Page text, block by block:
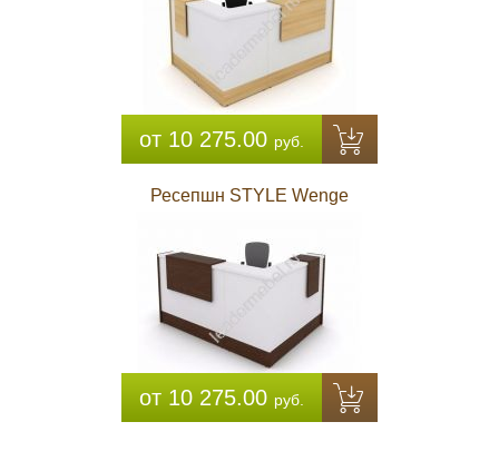
от 10 275.00 руб.
Ресепшн STYLE Wenge
от 10 275.00 руб.